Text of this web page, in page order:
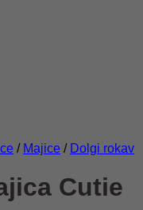
/ Majice / Dolgi rokav
Cutie